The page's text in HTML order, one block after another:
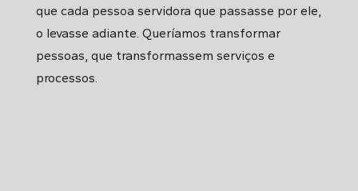
que cada pessoa servidora que passasse por ele,
o levasse adiante. Queríamos transformar
pessoas, que transformassem serviços e
processos.